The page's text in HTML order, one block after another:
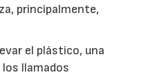
principalmente,
el plástico, una
los llamados